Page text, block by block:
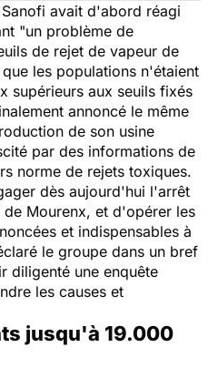
avait d'abord réagi
"un problème de
de rejet de vapeur de
les populations n'étaient
supérieurs aux seuils fixés
annoncé le même
de son usine
par des informations de
norme de rejets toxiques.
dès aujourd'hui l'arrêt
Mourenx, et d'opérer les
et indispensables à
le groupe dans un bref
diligenté une enquête
les causes et
jusqu'à 19.000